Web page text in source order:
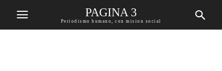
PAGINA 3
Periodismo humano, con mision social